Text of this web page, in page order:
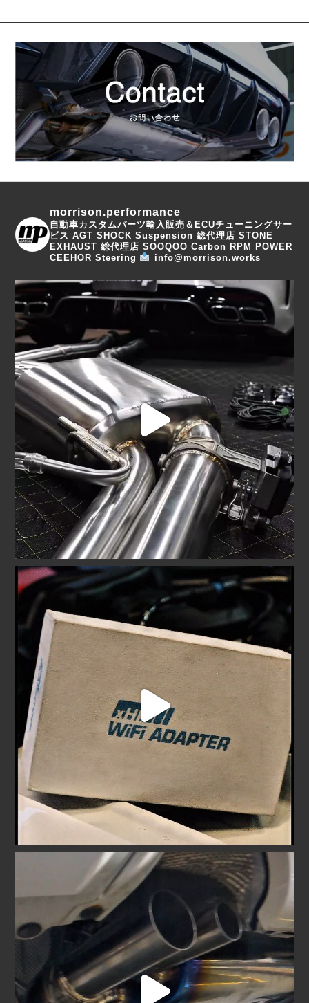
morrison.performance
自動車カスタムパーツ輸入販売＆ECUチューニングサー
ビス AGT SHOCK Suspension 総代理店 STONE
EXHAUST 総代理店 SOOQOO Carbon RPM POWER
CEEHOR Steering
info@morrison.works